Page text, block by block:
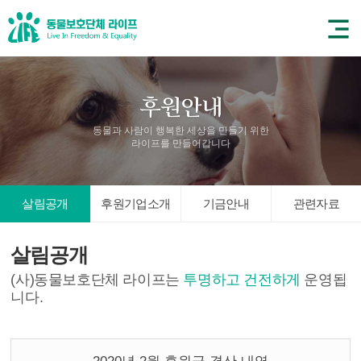
동물과 사람이 행복한 세상을 만들기 위한
라이프를 만들어갑니다
살림공개 후원기업소개 기금안내 관련자료
살림공개
(사)동물보호단체 라이프는 투명하고 건전하게 운영됩
니다.